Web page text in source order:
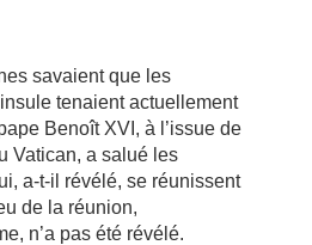
savaient que les
tenaient actuellement
Benoît XVI, à l’issue de
Vatican, a salué les
a-t-il révélé, se réunissent
de la réunion,
n’a pas été révélé.